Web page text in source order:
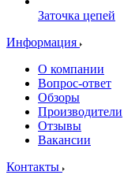
Заточка цепей
Информация
О компании
Вопрос-ответ
Обзоры
Производители
Отзывы
Вакансии
Контакты